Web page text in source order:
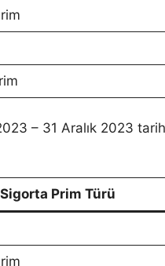
– 31 Aralık 2023
Sigorta Prim Türü